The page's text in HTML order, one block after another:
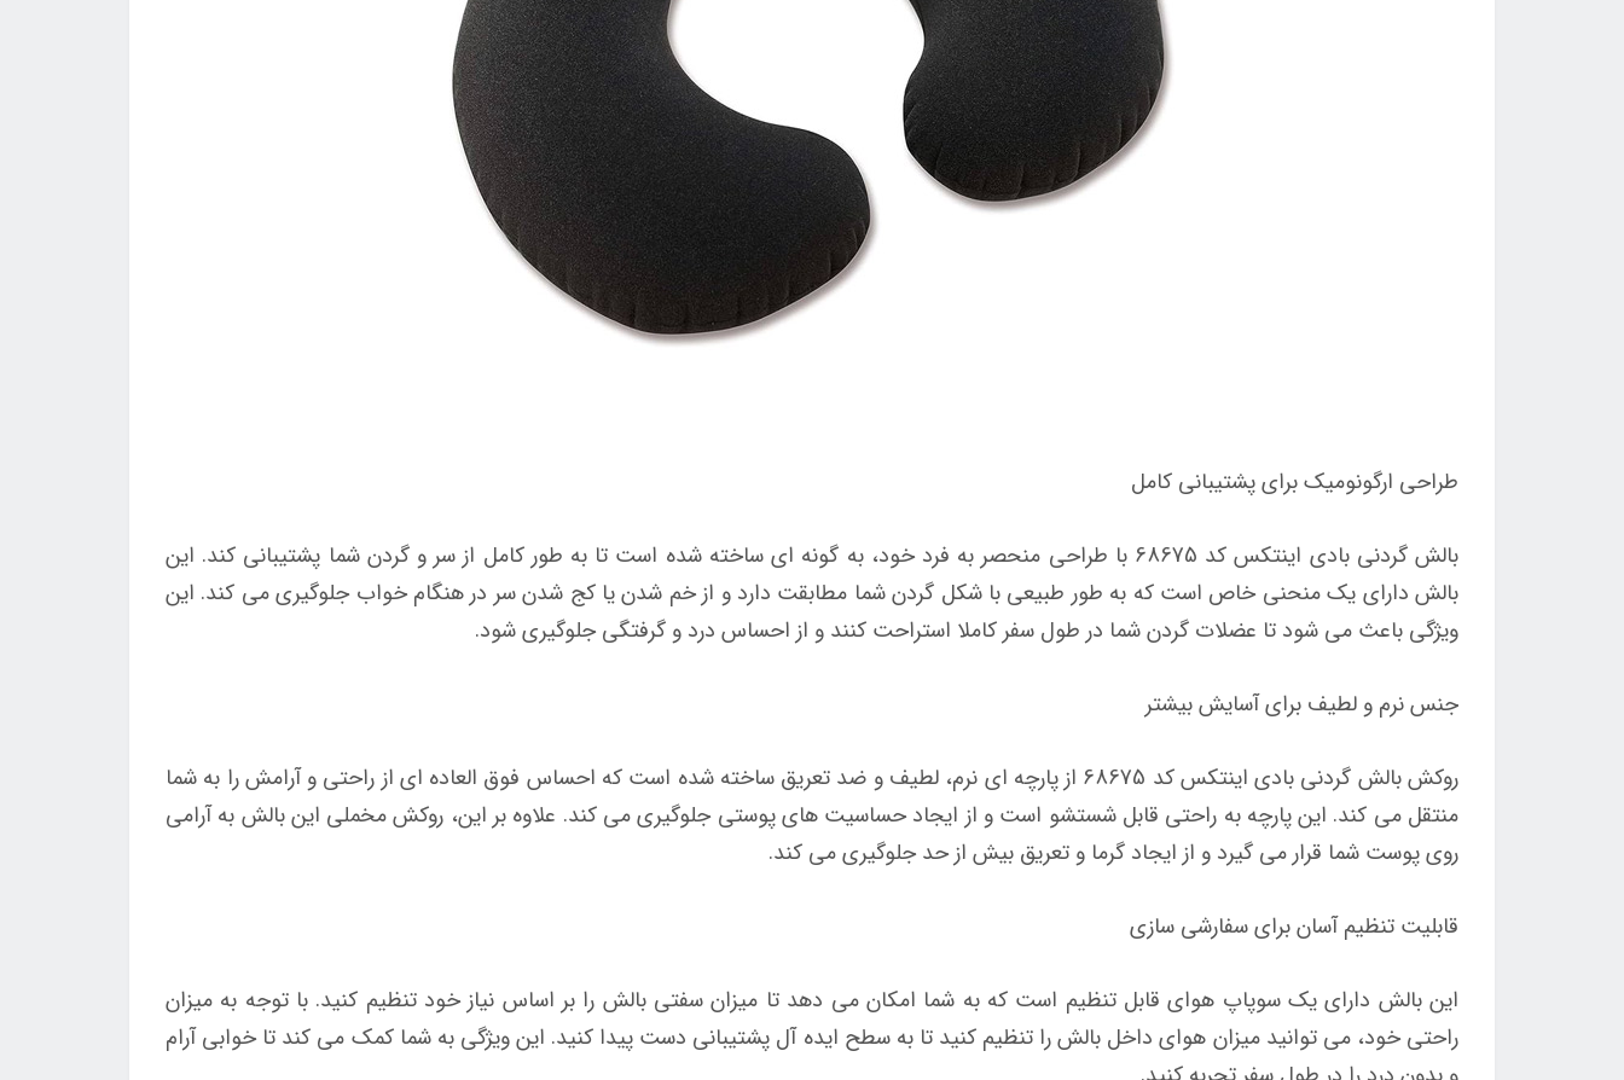
طراحی ارگونومیک برای پشتیبانی کامل
بالش گردنی بادی اینتکس کد 68675 با طراحی منحصر به فرد خود، به گونه ای ساخته شده است تا به طور کامل از سر و گردن شما پشتیبانی کند. این
بالش دارای یک منحنی خاص است که به طور طبیعی با شکل گردن شما مطابقت دارد و از خم شدن یا کج شدن سر در هنگام خواب جلوگیری می کند. این
ویژگی باعث می شود تا عضلات گردن شما در طول سفر کاملا استراحت کنند و از احساس درد و گرفتگی جلوگیری شود.
جنس نرم و لطیف برای آسایش بیشتر
روکش بالش گردنی بادی اینتکس کد 68675 از پارچه ای نرم، لطیف و ضد تعریق ساخته شده است که احساس فوق العاده ای از راحتی و آرامش را به شما
منتقل می کند. این پارچه به راحتی قابل شستشو است و از ایجاد حساسیت های پوستی جلوگیری می کند. علاوه بر این، روکش مخملی این بالش به آرامی
روی پوست شما قرار می گیرد و از ایجاد گرما و تعریق بیش از حد جلوگیری می کند.
قابلیت تنظیم آسان برای سفارشی سازی
این بالش دارای یک سوپاپ هوای قابل تنظیم است که به شما امکان می دهد تا میزان سفتی بالش را بر اساس نیاز خود تنظیم کنید. با توجه به میزان
راحتی خود، می توانید میزان هوای داخل بالش را تنظیم کنید تا به سطح ایده آل پشتیبانی دست پیدا کنید. این ویژگی به شما کمک می کند تا خوابی آرام